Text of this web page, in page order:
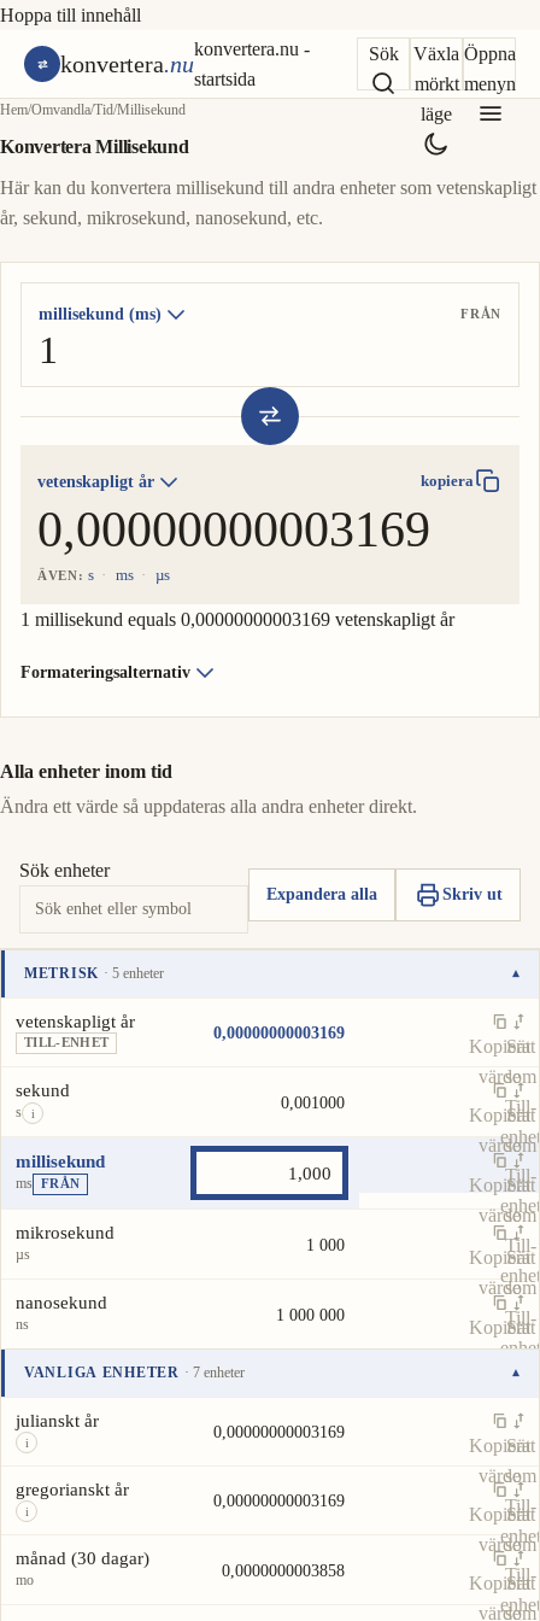
Hoppa till innehåll
konvertera.nu
konvertera.nu -
startsida
Sök
Växla
mörkt
läge
Öppna
menyn
Hem/Omvandla/Tid/Millisekund
Konvertera Millisekund
Här kan du konvertera millisekund till andra enheter som vetenskapligt
år, sekund, mikrosekund, nanosekund, etc.
millisekund (ms) FRÅN
vetenskapligt år kopiera
ÄVEN: s ms µs
1 millisekund equals 0,00000000003169 vetenskapligt år
Formateringsalternativ
Alla enheter inom tid
Ändra ett värde så uppdateras alla andra enheter direkt.
Sök enheter
Expandera alla Skriv ut
METRISK · 5 enheter ▾
Enhet Värde Åtgärder
vetenskapligt år
TILL-ENHET
0,00000000003169
Kopiera
värde
Sätt
som
Till-
enhet
sekund
s i
0,001000
Kopiera
värde
Sätt
som
Till-
enhet
millisekund
ms FRÅN
Kopiera
värde
Sätt
som
Till-
enhet
mikrosekund
µs 1 000
Kopiera
värde
Sätt
som
Till-
enhet
nanosekund
ns 1 000 000
Kopiera
Sätt
enhet
VANLIGA ENHETER · 7 enheter ▾
Enhet Värde
julianskt år
i
0,00000000003169
Kopiera
värde
Sätt
som
Till-
enhet
gregorianskt år
i
0,00000000003169
Kopiera
värde
Sätt
som
Till-
enhet
månad (30 dagar)
mo 0,0000000003858
Kopiera
värde
Sätt
som